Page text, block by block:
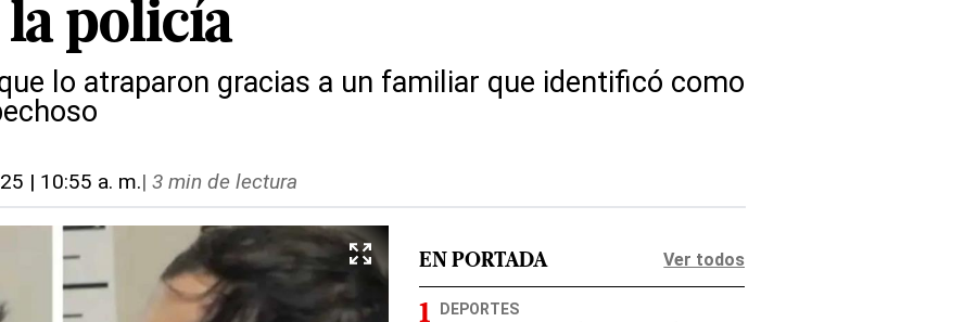
policía
lo atraparon gracias a un familiar que identificó como
| 10:55 a. m.| 3 min de lectura
EN PORTADA Ver todos
DEPORTES